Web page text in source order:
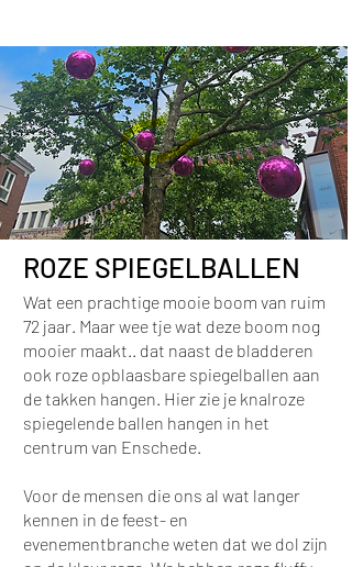
ROZE SPIEGELBALLEN
Wat een prachtige mooie boom van ruim
72 jaar. Maar wee tje wat deze boom nog
mooier maakt.. dat naast de bladderen
ook roze opblaasbare spiegelballen aan
de takken hangen. Hier zie je knalroze
spiegelende ballen hangen in het
centrum van Enschede.
Voor de mensen die ons al wat langer
kennen in de feest- en
evenementbranche weten dat we dol zijn